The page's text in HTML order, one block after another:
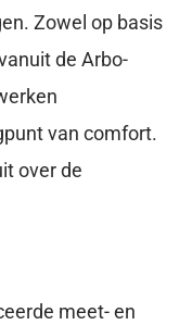
Zowel op basis
de Arbo-
van comfort.
over de
meet- en